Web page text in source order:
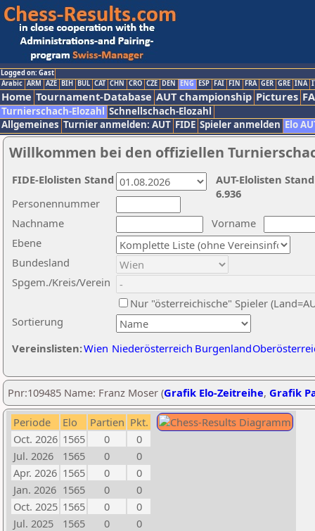
Logged on: Gast
Arabic ARM AZE BIH BUL CAT CHN CRO CZE DEN ENG ESP FAI FIN FRA GER GRE INA
Home Tournament-Database AUT championship Pictures
Turnierschach-Elozahl Schnellschach-Elozahl
Allgemeines Turnier anmelden: AUT FIDE Spieler anmelden Elo
Willkommen bei den offiziellen
Nachname
Vorname
Ebene
Sortierung
Personennummer
Bundesland
Spgem./Kreis/Verein
Nur "österreichische" Spieler
Vereinslisten:Wien Niederösterreich Burgenland
AUT-Elolisten
6.936
FIDE-Elolisten Stand
Pnr:109485 Name: Franz Moser (Grafik Elo-Zeitreihe, Grafik
Periode Elo Partien Pkt.
Oct. 2026 1565 0
0
Jul. 2026
1565 0
0
Apr. 2026 1565 0
0
Jan. 2026 1565 0
0
Oct. 2025 1565 0
0
Jul. 2025
1565 0
0